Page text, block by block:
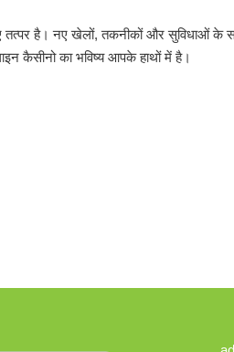
तत्पर है। नए खेलों, तकनीकों और सुविधाओं के
कैसीनो का भविष्य आपके हाथों में है।